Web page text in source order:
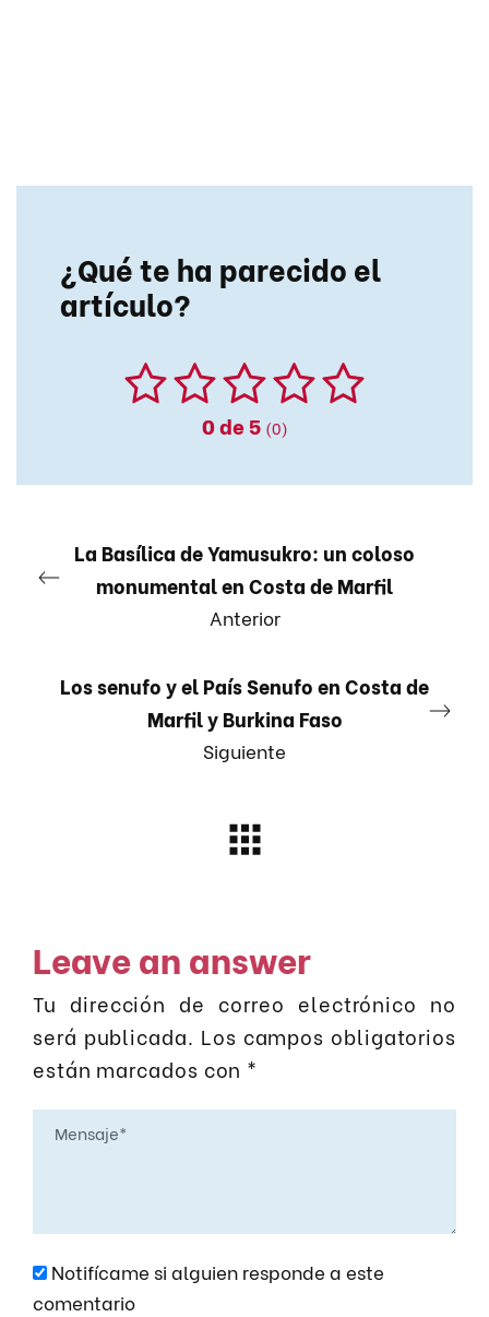
¿Qué te ha parecido el
artículo?
0de 5 (0)
La Basílica de Yamusukro: un coloso
monumental en Costa de Marfil
Anterior
Los senufo y el País Senufo en Costa de
Marfil y Burkina Faso
Siguiente
Leave an answer
Tu dirección de correo electrónico no
será publicada. Los campos obligatorios
están marcados con *
Notifícame si alguien responde a este
comentario